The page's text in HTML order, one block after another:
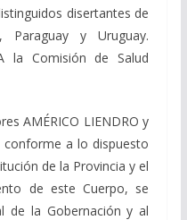
disertantes de
Paraguay y Uruguay.
la Comisión de Salud
LIENDRO y
conforme a lo dispuesto
de la Provincia y el
de este Cuerpo, se
de la Gobernación y al